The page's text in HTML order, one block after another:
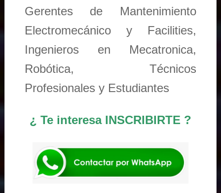
Gerentes de Mantenimiento
Electromecánico y Facilities,
Ingenieros en Mecatronica,
Robótica, Técnicos
Profesionales y Estudiantes
¿ Te interesa INSCRIBIRTE ?